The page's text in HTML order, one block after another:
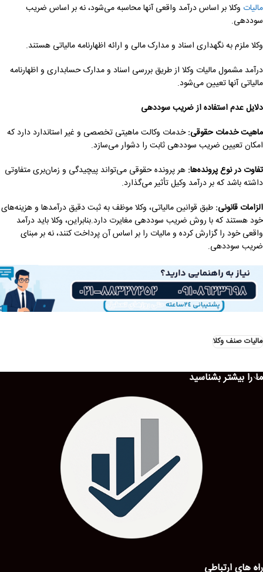
مالیات وکلا بر اساس درآمد واقعی آنها محاسبه می‌شود، نه بر اساس ضریب
سوددهی.
وکلا ملزم به نگهداری اسناد و مدارک مالی و ارائه اظهارنامه مالیاتی هستند.
درآمد مشمول مالیات وکلا از طریق بررسی اسناد و مدارک حسابداری و اظهارنامه
مالیاتی آنها تعیین می‌شود.
دلایل عدم استفاده از ضریب سوددهی
ماهیت خدمات حقوقی:خدمات وکالت ماهیتی تخصصی و غیر استاندارد دارد که
امکان تعیین ضریب سوددهی ثابت را دشوار می‌سازد.
تفاوت در نوع پرونده‌ها: هر پرونده حقوقی می‌تواند پیچیدگی و زمان‌بری متفاوتی
داشته باشد که بر درآمد وکیل تأثیر می‌گذارد.
الزامات قانونی: طبق قوانین مالیاتی، وکلا موظف به ثبت دقیق درآمدها و هزینه‌های
خود هستند که با روش ضریب سوددهی مغایرت دارد.بنابراین، وکلا باید درآمد
واقعی خود را گزارش کرده و مالیات را بر اساس آن پرداخت کنند، نه بر مبنای
ضریب سوددهی.
مالیات صنف وکلا
ما را بیشتر بشناسید
راه های ارتباطی